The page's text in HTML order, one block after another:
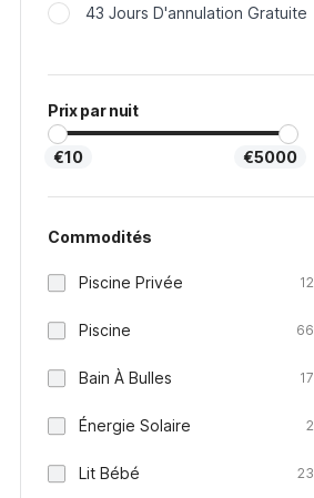
43 Jours D'annulation Gratuite
Prix par nuit
€10 €5000
Commodités
Piscine Privée 12
Piscine 66
Bain À Bulles 17
Énergie Solaire 2
Lit Bébé 23